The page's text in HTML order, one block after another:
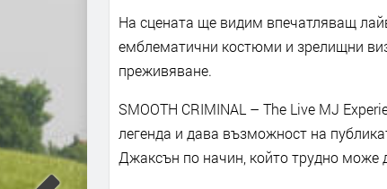
На сцената ще видим впечатляващ
емблематични костюми и зрелищни
преживяване.
SMOOTH CRIMINAL – The Live MJ
легенда и дава възможност на
Джаксън по начин, който трудно може